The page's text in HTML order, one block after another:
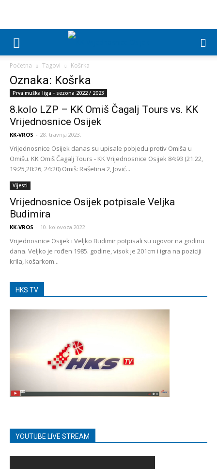
Početna Tagovi Košrka
Oznaka: Košrka
Prva muška liga - sezona 2022 / 2023
8.kolo LZP – KK Omiš Čagalj Tours vs. KK
Vrijednosnice Osijek
KK-VROS - 28. travnja 2023.
Vrijednosnice Osijek danas su upisale pobjedu protiv Omiša u
Omišu. KK Omiš Čagalj Tours - KK Vrijednosnice Osijek 84:93 (21:22,
19:25,20:26, 24:20) Omiš: Rašetina 2, Jović...
Vijesti
Vrijednosnice Osijek potpisale Veljka
Budimira
KK-VROS - 10. kolovoza 2022.
Vrijednosnice Osijek i Veljko Budimir potpisali su ugovor na godinu
dana. Veljko je rođen 1985. godine, visok je 201cm i igra na poziciji
krila, košarkom...
HKS TV
YOUTUBE LIVE STREAM